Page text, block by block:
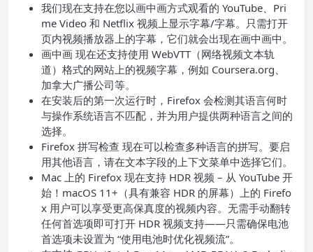
我们现在支持在您以画中画方式观看的 YouTube、Pri
me Video 和 Netflix 视频上显示字幕/字幕。只需打开
页内视频播放器上的字幕，它们就会出现在画中画中。
画中画 现在还支持使用 WebVTT（网络视频文本轨
道）格式的网站上的视频字幕，例如 Coursera.org、
加拿大广播公司等。
在安装后的第一次运行时，Firefox 会检测其语言何时
与操作系统语言不匹配，并为用户提供两种语言之间的
选择。
Firefox 拼写检查 现在可以检查多种语言的拼写。要启
用其他语言，请在文本字段的上下文菜单中选择它们。
Mac 上的 Firefox 现在支持 HDR 视频 – 从 YouTube 开
始！macOS 11+（具有兼容 HDR 的屏幕）上的 Firefo
x 用户可以享受更高保真度的视频内容。无需手动翻转
任何首选项即可打开 HDR 视频支持——只需确保电池
首选项未设置为 “使用电池时优化视频流”。